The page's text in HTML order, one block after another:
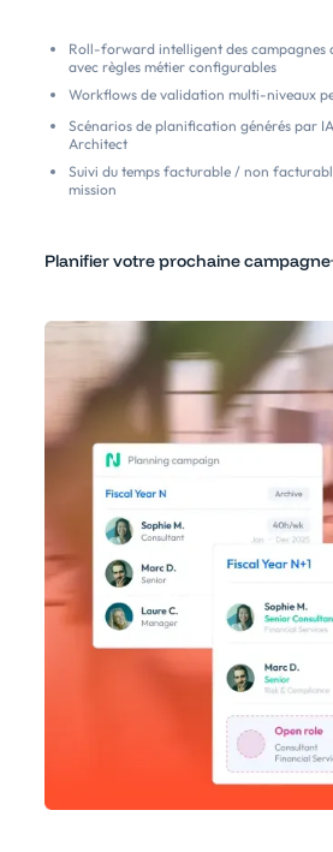
Roll-forward intelligent des campagnes
avec règles métier configurables
Workflows de validation multi-niveaux
Scénarios de planification générés par
Architect
Suivi du temps facturable / non
mission
Planifier votre prochaine campagne